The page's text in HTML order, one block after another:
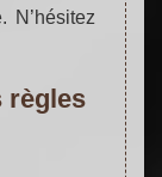
N’hésitez
règles